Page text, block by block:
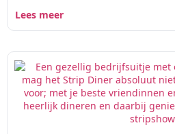
Lees meer